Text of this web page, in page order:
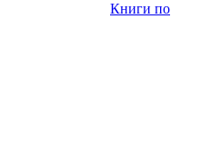
Книги по